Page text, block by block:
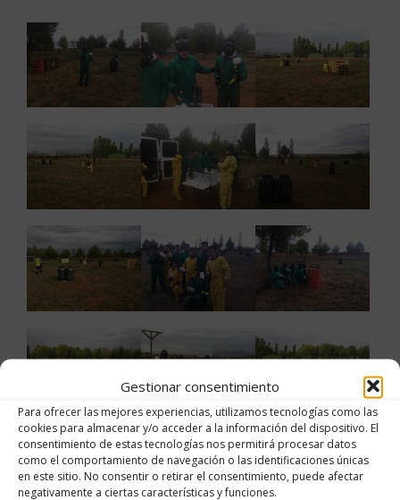
Gestionar consentimiento
Para ofrecer las mejores experiencias, utilizamos tecnologías como las
cookies para almacenar y/o acceder a la información del dispositivo. El
consentimiento de estas tecnologías nos permitirá procesar datos
como el comportamiento de navegación o las identificaciones únicas
en este sitio. No consentir o retirar el consentimiento, puede afectar
negativamente a ciertas características y funciones.